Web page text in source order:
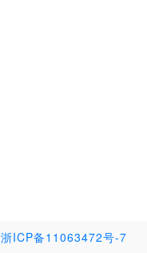
浙ICP备11063472号-7